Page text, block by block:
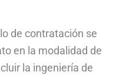
de contratación se
en la modalidad de
la ingeniería de